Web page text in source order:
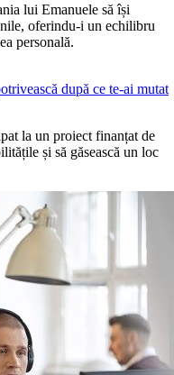
lui Emanuele să își
oferindu-i un echilibru
personală.
după ce te-ai mutat
la un proiect finanțat de
și să găsească un loc